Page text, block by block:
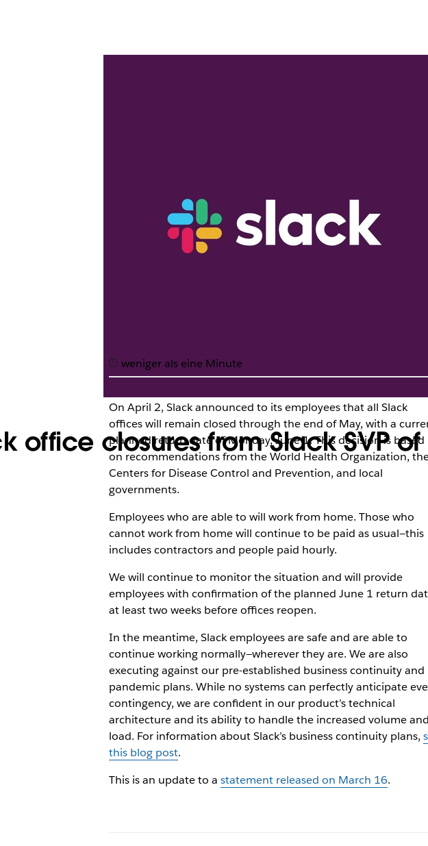
office closures from Slack SVP
weniger als eine Minute
On April 2, Slack announced to its employees that all Slack
offices will remain closed through the end of May, with a
planned return date of Monday, June 1. This decision is based
on recommendations from the World Health Organization,
Centers for Disease Control and Prevention, and local
governments.
Employees who are able to will work from home. Those who
cannot work from home will continue to be paid as usual—this
includes contractors and people paid hourly.
We will continue to monitor the situation and will provide
employees with confirmation of the planned June 1 return
at least two weeks before offices reopen.
In the meantime, Slack employees are safe and are able to
continue working normally—wherever they are. We are also
executing against our pre-established business continuity and
pandemic plans. While no systems can perfectly anticipate
contingency, we are confident in our product’s technical
architecture and its ability to handle the increased volume and
load. For information about Slack’s business continuity plans,
this blog post.
This is an update to a statement released on March 16.